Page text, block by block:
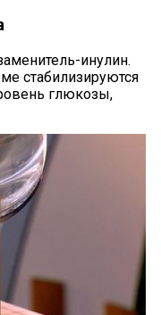
инулин.
стабилизируются
глюкозы,